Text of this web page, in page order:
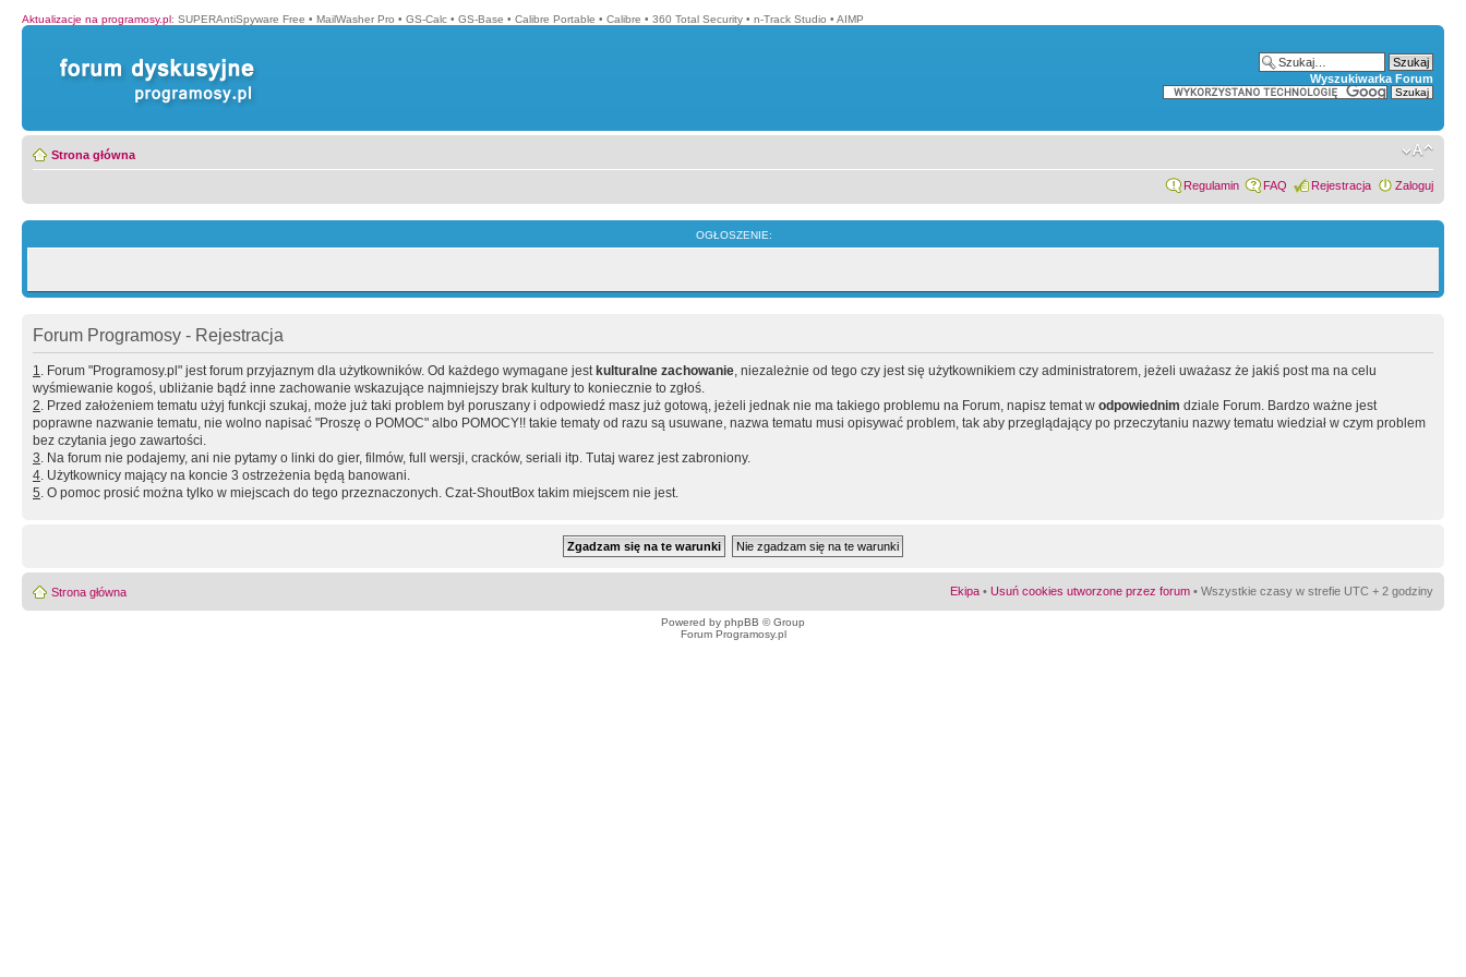
Aktualizacje na programosy.pl: SUPERAntiSpyware Free • MailWasher Pro • GS-Calc • GS-Base • Calibre Portable • Calibre • 360 Total Security • n-Track Studio • AIMP
Wyszukiwarka Forum
Strona główna
Regulamin FAQ Rejestracja Zaloguj
OGŁOSZENIE:
Forum Programosy - Rejestracja
1. Forum "Programosy.pl" jest forum przyjaznym dla użytkowników. Od każdego wymagane jest kulturalne zachowanie, niezależnie od tego czy jest się użytkownikiem czy administratorem, jeżeli uważasz że jakiś post ma na celu
wyśmiewanie kogoś, ubliżanie bądź inne zachowanie wskazujące najmniejszy brak kultury to koniecznie to zgłoś.
2. Przed założeniem tematu użyj funkcji szukaj, może już taki problem był poruszany i odpowiedź masz już gotową, jeżeli jednak nie ma takiego problemu na Forum, napisz temat w odpowiednim dziale Forum. Bardzo ważne jest
poprawne nazwanie tematu, nie wolno napisać "Proszę o POMOC" albo POMOCY!! takie tematy od razu są usuwane, nazwa tematu musi opisywać problem, tak aby przeglądający po przeczytaniu nazwy tematu wiedział w czym problem
bez czytania jego zawartości.
3. Na forum nie podajemy, ani nie pytamy o linki do gier, filmów, full wersji, cracków, seriali itp. Tutaj warez jest zabroniony.
4. Użytkownicy mający na koncie 3 ostrzeżenia będą banowani.
5. O pomoc prosić można tylko w miejscach do tego przeznaczonych. Czat-ShoutBox takim miejscem nie jest.
Strona główna Ekipa • Usuń cookies utworzone przez forum • Wszystkie czasy w strefie UTC + 2 godziny
Powered by phpBB © Group
Forum Programosy.pl